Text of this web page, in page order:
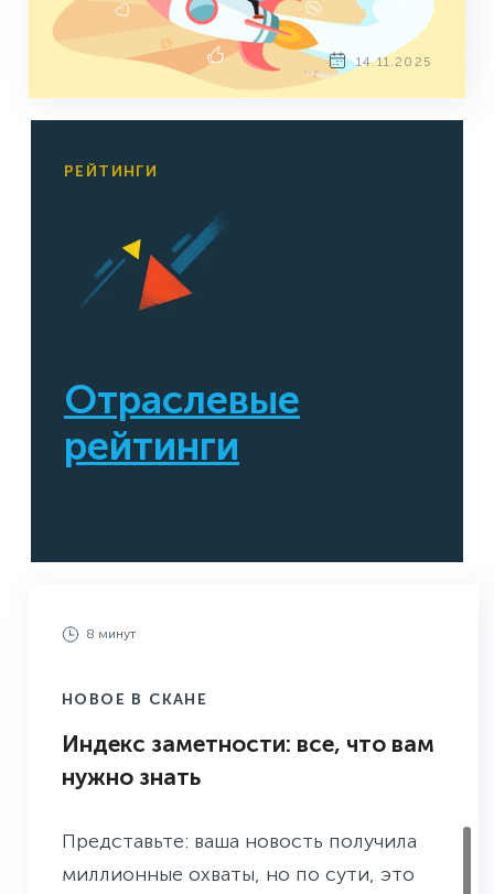
14.11.2025
РЕЙТИНГИ
Отраслевые
рейтинги
8 минут
НОВОЕ В СКАНЕ
Индекс заметности: все, что вам
нужно знать
Представьте: ваша новость получила
миллионные охваты, но по сути, это